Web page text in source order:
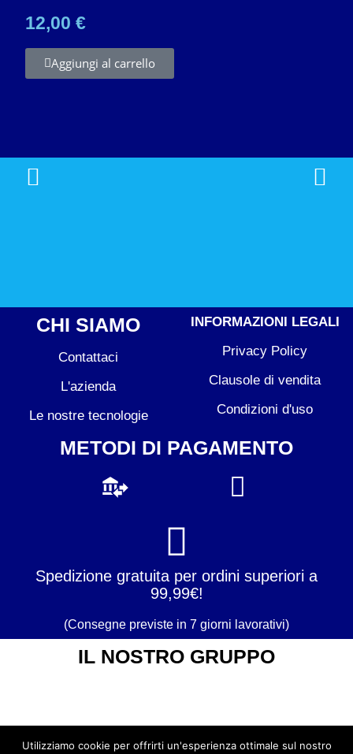
12,00 €
Aggiungi al carrello
CHI SIAMO
Contattaci
L'azienda
Le nostre tecnologie
INFORMAZIONI LEGALI
Privacy Policy
Clausole di vendita
Condizioni d'uso
METODI DI PAGAMENTO
Spedizione gratuita per ordini superiori a
99,99€!
(Consegne previste in 7 giorni lavorativi)
IL NOSTRO GRUPPO
Copyright © 2020 – Exporeclam S.a.s.
Utilizziamo cookie per offrirti un'esperienza ottimale sul nostro